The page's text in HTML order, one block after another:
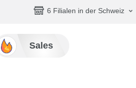
6 Filialen in der Schweiz
Sales